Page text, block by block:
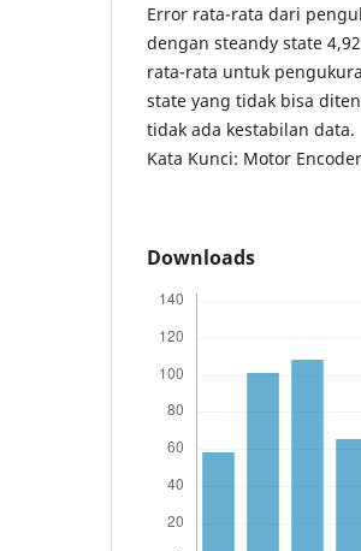
Error rata-rata dari
dengan steandy state
rata-rata untuk
state yang tidak bisa
tidak ada kestabilan data.
Kata Kunci: Motor
Downloads